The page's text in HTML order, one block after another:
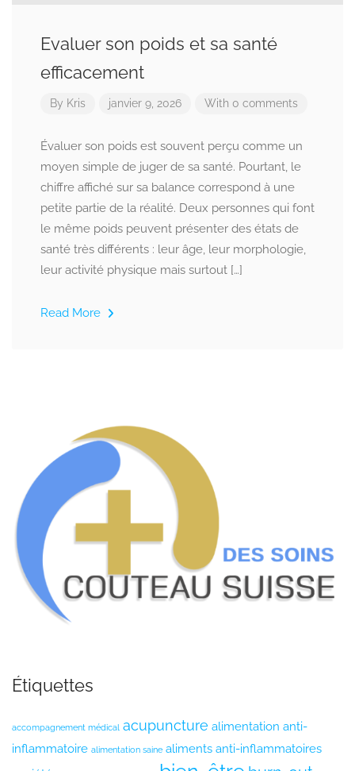
Evaluer son poids et sa santé
efficacement
By Kris janvier 9, 2026 With 0 comments
Évaluer son poids est souvent perçu comme un
moyen simple de juger de sa santé. Pourtant, le
chiffre affiché sur sa balance correspond à une
petite partie de la réalité. Deux personnes qui font
le même poids peuvent présenter des états de
santé très différents : leur âge, leur morphologie,
leur activité physique mais surtout […]
Read More
Étiquettes
accompagnement médical acupuncture alimentation anti-
inflammatoire alimentation saine aliments anti-inflammatoires